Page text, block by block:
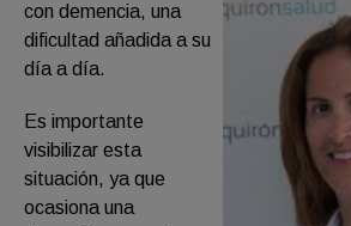
con demencia, una
dificultad añadida a su
día a día.
Es importante
visibilizar esta
situación, ya que
ocasiona una